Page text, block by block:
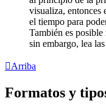
visualiza, entonces
el tiempo para
También es
sin embargo, lea
Arriba
Formatos y